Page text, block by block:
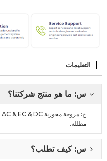
التعليمات
س: ما هو منتج شركتنا؟
مظللة.
س: كيف تطلب؟